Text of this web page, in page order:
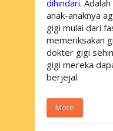
dihindari.
anak-anaknya
gigi mulai dari
memeriksakan
dokter gigi
gigi mereka
berjejal.
More